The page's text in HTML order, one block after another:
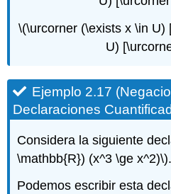
\(\urcorner (\exists x \in U)
U)
Ejemplo 2.17
Declaraciones
Considera la siguiente
\mathbb{R}) (x^3 \ge x^2)\).
Podemos escribir esta